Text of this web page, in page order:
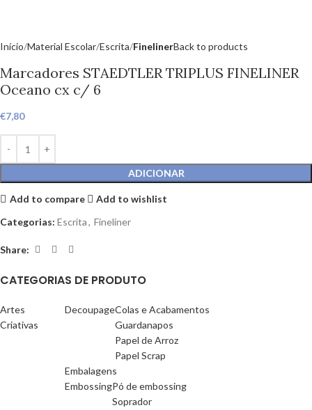
Início Material Escolar Escrita FinelinerBack to products
Marcadores STAEDTLER TRIPLUS FINELINER
Oceano cx c/ 6
€7,80
ADICIONAR
Add to compare
Add to wishlist
Categorias: Escrita, Fineliner
Share:
CATEGORIAS DE PRODUTO
Artes
Criativas
DecoupageColas e Acabamentos
Guardanapos
Papel de Arroz
Papel Scrap
Embalagens
EmbossingPó de embossing
Soprador